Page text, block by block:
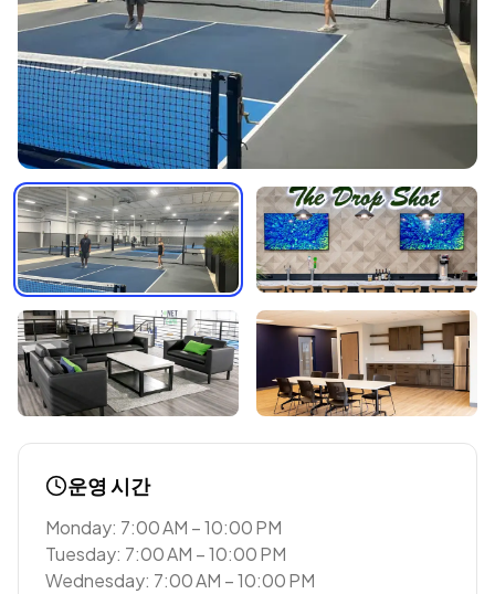
운영 시간
Monday: 7:00 AM – 10:00 PM
Tuesday: 7:00 AM – 10:00 PM
Wednesday: 7:00 AM – 10:00 PM